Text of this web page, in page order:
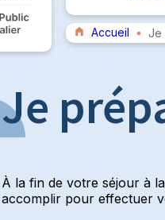
Accueil Je
Je
À la fin de votre séjour à
accomplir pour effectuer